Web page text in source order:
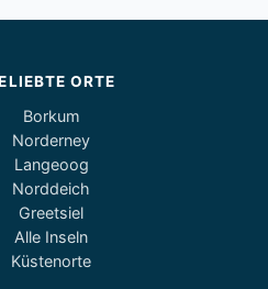
ORTE
Borkum
Norderney
Langeoog
Norddeich
Greetsiel
Alle Inseln
Küstenorte